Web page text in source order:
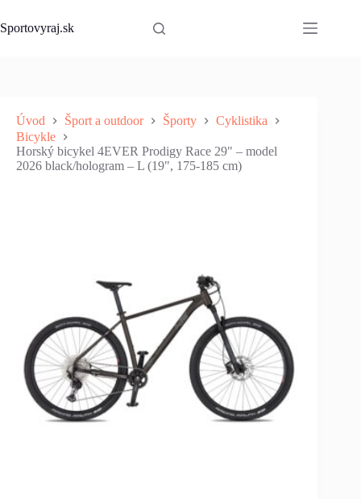
to
content
Sportovyraj.sk
Úvod Šport a outdoor Športy
Cyklistika
Bicykle
Horský bicykel 4EVER Prodigy Race 29" – model
2026 black/hologram – L (19", 175-185 cm)